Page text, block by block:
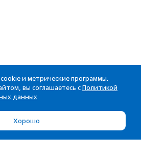
и метрические программы.
вы соглашаетесь с Политикой
данных
Хорошо